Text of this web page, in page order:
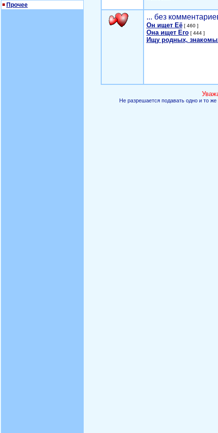
Прочее
... без
Он ищет Её[ 460 ]
Она ищет Его[ 444 ]
Ищу родных,
Не разрешается подавать одно и то